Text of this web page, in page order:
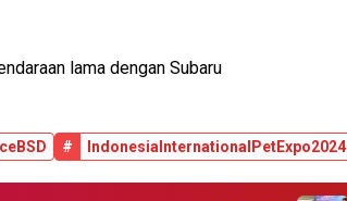
lama dengan Subaru
IceBSD # IndonesiaInternationalPetExpo2024